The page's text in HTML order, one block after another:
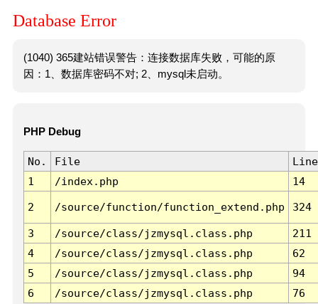
Database Error
(1040) 365建站错误警告：连接数据库失败，可能的原
因：1、数据库密码不对; 2、mysql未启动。
PHP Debug
No. File
Line
1
/index.php 14
2 /source/function/function_extend.php 324
3 /source/class/jzmysql.class.php
211
4
/source/class/jzmysql.class.php
62
5
/source/class/jzmysql.class.php
94
6
/source/class/jzmysql.class.php 76